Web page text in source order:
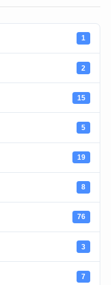
1
2
15
5
19
8
76
3
7